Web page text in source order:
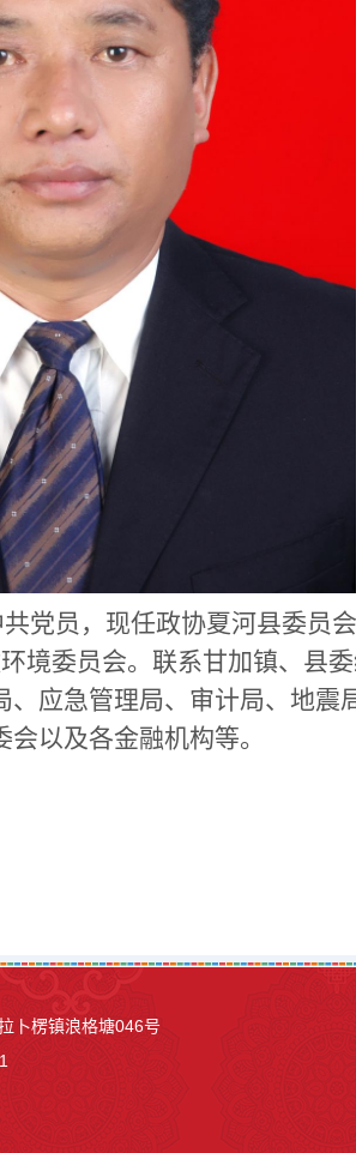
党员，现任政协夏河县委员
境委员会。联系甘加镇、 县
应急管理局、审计局、地震
以及各金融机构等。
卜楞镇浪格塘046号